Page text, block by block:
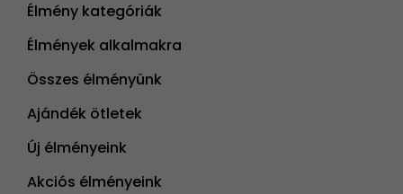
Élmény kategóriák
Élmények alkalmakra
Összes élményünk
Ajándék ötletek
Új élményeink
Akciós élményeink